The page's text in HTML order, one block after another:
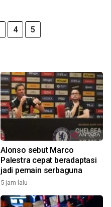
4 5
Alonso sebut Marco
Palestra cepat beradaptasi
jadi pemain serbaguna
5 jam lalu